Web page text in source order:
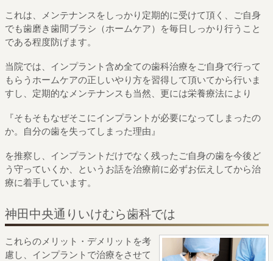
これは、メンテナンスをしっかり定期的に受けて頂く、
ご自身
でも歯磨き歯間ブラシ（ホームケア）を毎日しっかり行うこと
である程度防げます。
当院では、インプラント含め全ての歯科治療をご自身で行って
もらう ホームケアの正しいやり方を習得して頂いてから行いま
すし、 定期的なメンテナンスも当然、更には栄養療法により
『そもそもなぜそこにインプラントが必要になってしまったの
か。
自分の歯を失ってしまった理由』
を推察し、インプラントだけでなく残ったご自身の歯を今後ど
う守っていくか、
というお話を治療前に必ずお伝えしてから治
療に着手しています。
神田中央通りいけむら歯科では
これらのメリット・デメリットを考
慮し、 インプラントで治療をさせて